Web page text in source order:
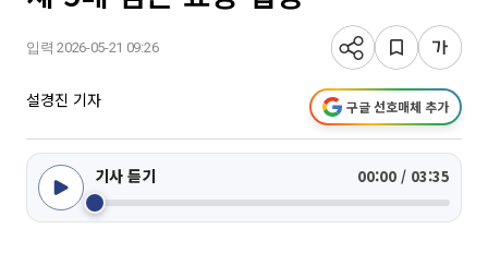
입력 2026-05-21 09:26
설경진 기자 구글 선호매체 추가
기사 듣기 00:00 / 03:35